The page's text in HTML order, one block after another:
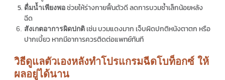
ดื่มน้ำเพียงพอช่วยให้ร่างกายฟื้นตัวดี ลดการบวมช้ำเล็กน้อยหลัง
ฉีด
สังเกตอาการผิดปกติ เช่น บวมแดงมาก เจ็บผิดปกติหนังตาตก หรือ
ปากเบี้ยว หากมีอาการควรติดต่อแพทย์ทันที
วิธีดูแลตัวเองหลังทำโปรแกรมฉีดโบท็อกซ์ ให้
ผลอยู่ได้นาน